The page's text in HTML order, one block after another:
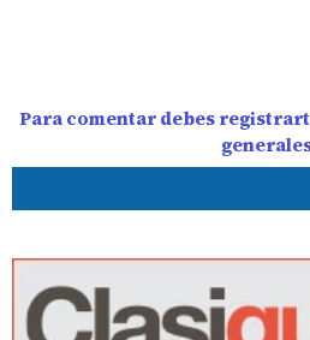
Para comentar debes